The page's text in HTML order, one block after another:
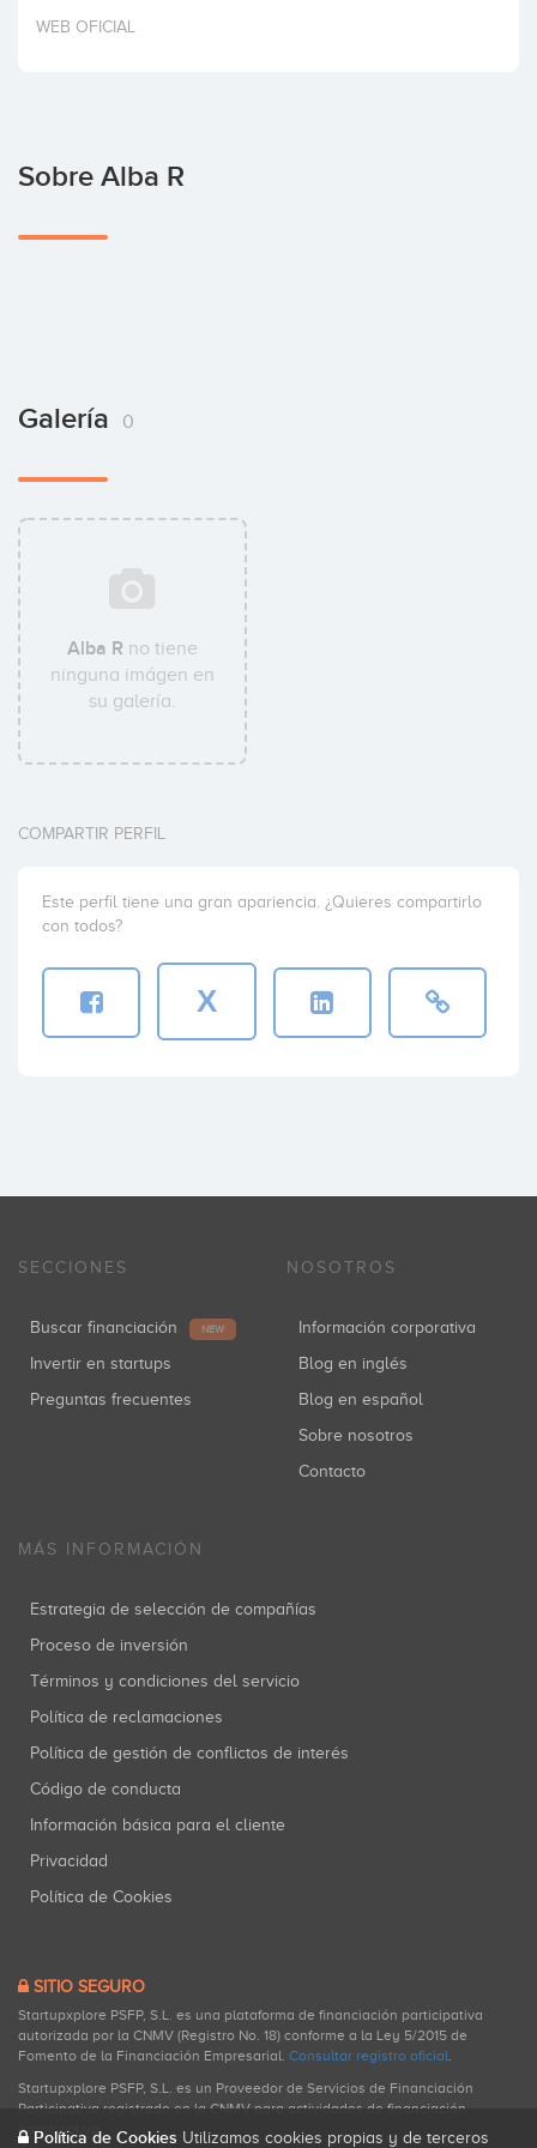
Invertir
WEB OFICIAL
Sobre Alba R
Galería 0
Alba R no tiene
ninguna imágen en
su galería.
COMPARTIR PERFIL
Este perfil tiene una gran apariencia. ¿Quieres compartirlo
con todos?
X
SECCIONES
Buscar financiación NEW
Invertir en startups
Preguntas frecuentes
NOSOTROS
Información corporativa
Blog en inglés
Blog en español
Sobre nosotros
Contacto
MÁS INFORMACIÓN
Estrategia de selección de compañías
Proceso de inversión
Términos y condiciones del servicio
Política de reclamaciones
Política de gestión de conflictos de interés
Código de conducta
Información básica para el cliente
Privacidad
Política de Cookies
SITIO SEGURO
Startupxplore PSFP, S.L. es una plataforma de financiación participativa
autorizada por la CNMV (Registro No. 18) conforme a la Ley 5/2015 de
Fomento de la Financiación Empresarial. Consultar registro oficial.
Startupxplore PSFP, S.L. es un Proveedor de Servicios de Financiación
Participativa registrado en la CNMV para actividades de financiación
participativa.
Política de Cookies Utilizamos cookies propias y de terceros